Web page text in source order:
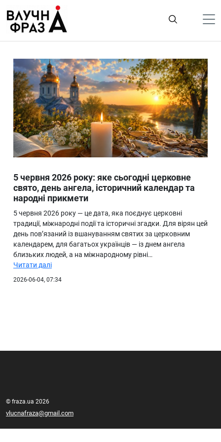
содержимому
Гроші
Життя
Лайфстайл
ТехноНаука
Людина
Ukraine
Про нас
5 червня 2026 року: яке сьогодні церковне
свято, день ангела, історичний календар та
народні прикмети
5 червня 2026 року — це дата, яка поєднує церковні
традиції, міжнародні події та історичні згадки. Для вірян цей
день пов’язаний із вшануванням святих за церковним
календарем, для багатьох українців — із днем ангела
близьких людей, а на міжнародному рівні…
Читати далі
2026-06-04, 07:34
© fraza.ua 2026
vlucnafraza@gmail.com